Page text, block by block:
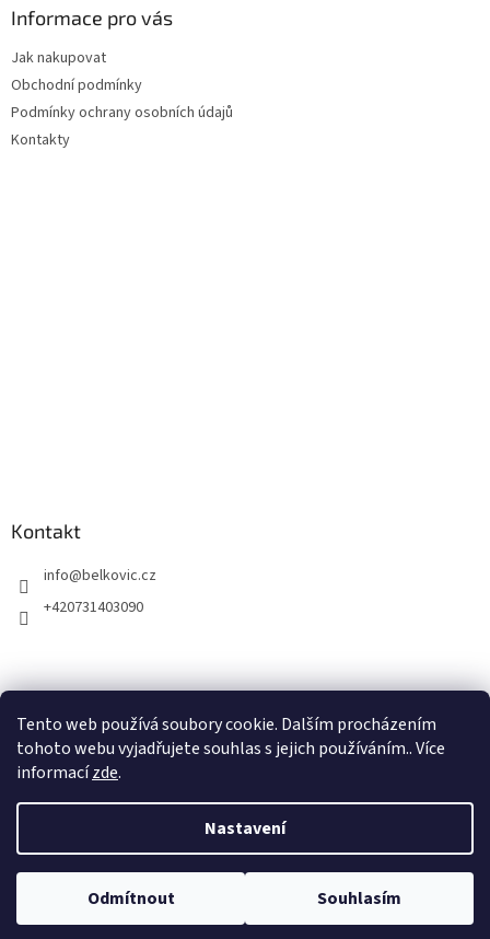
Tento web používá soubory cookie. Dalším procházením
tohoto webu vyjadřujete souhlas s jejich používáním.. Více
informacízde.
Nastavení
Odmítnout Souhlasím
Registruj se a získej slevu 5%
Informace pro vás
Jak nakupovat
Obchodní podmínky
Podmínky ochrany osobních údajů
Kontakty
Kontakt
info@belkovic.cz
+420731403090
Vytvořil Shoptet
Copyright 2026 . Všechna práva vyhrazena.